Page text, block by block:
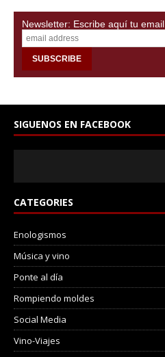
Newsletter: Escribe aquí tu email
SIGUENOS EN FACEBOOK
CATEGORIES
Enologismos
Música y vino
Ponte al día
Rompiendo moldes
Social Media
Vino-Viajes